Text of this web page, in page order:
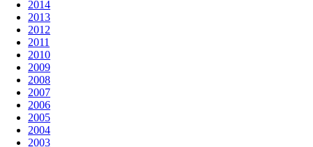
2014
2013
2012
2011
2010
2009
2008
2007
2006
2005
2004
2003